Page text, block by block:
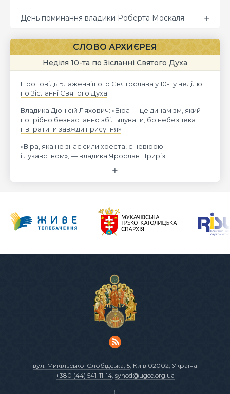
День поминання владики Роберта Москаля
СЛОВО АРХИЄРЕЯ
Неділя 10-та по Зісланні Святого Духа
Проповідь Блаженнішого Святослава у 10-ту неділю
по Зісланні Святого Духа
Владика Діонісій Ляхович: «Віра — це динамізм, який
потрібно безнастанно збільшувати, бо небезпека
її втратити завжди присутня»
«Віра, яка не знає сили хреста, є невірою
і лукавством», — владика Ярослав Приріз
вул. Микільсько-Слобідська, 5, Київ 02002, Україна
+380 (44) 541-11-14, synod@ugcc.org.ua